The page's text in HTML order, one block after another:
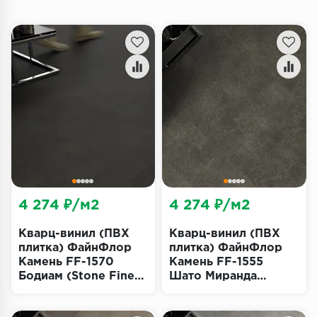
Паркетная доска
Террасная доска
Плинтус
Подложка
Строительные материалы
Кварц-винил (ПВХ
плитка) ФайнФлор
Камень FF-1570
Бодиам (Stone Fine
4 274 ₽/м2
Кварц-винил (ПВХ
плитка) ФайнФлор
Камень FF-1555
Шато Миранда
4 274 ₽/м2